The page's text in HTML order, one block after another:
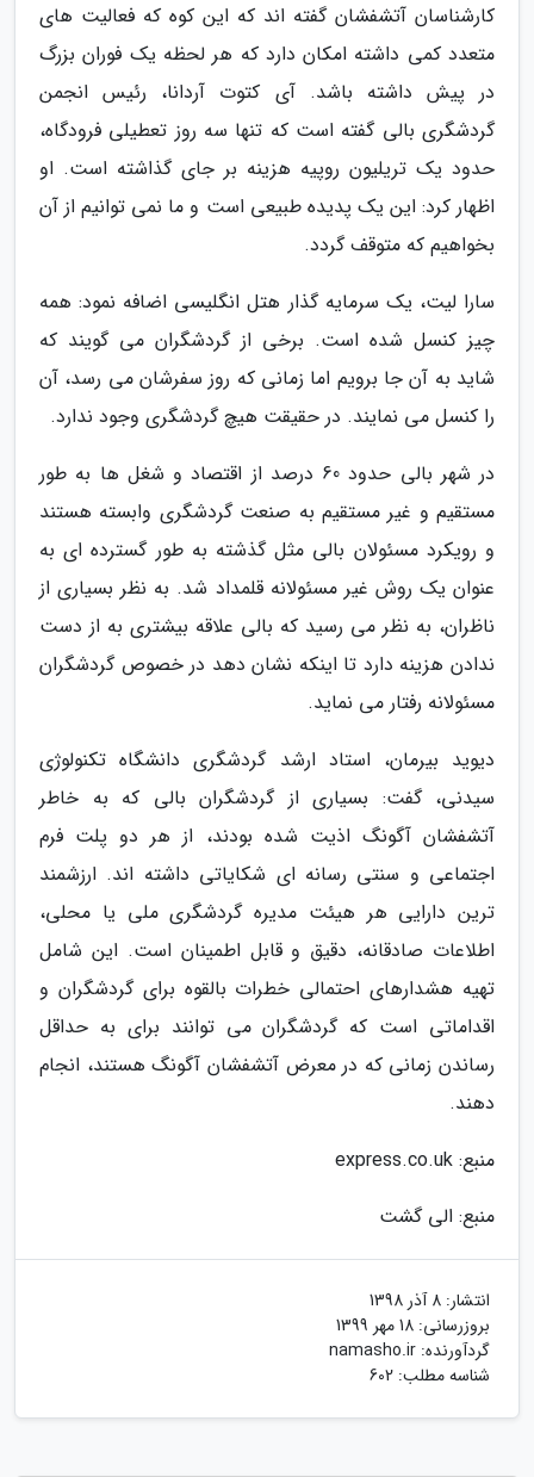
کارشناسان آتشفشان گفته اند که این کوه که فعالیت های
متعدد کمی داشته امکان دارد که هر لحظه یک فوران بزرگ
در پیش داشته باشد. آی کتوت آردانا، رئیس انجمن
گردشگری بالی گفته است که تنها سه روز تعطیلی فرودگاه،
حدود یک تریلیون روپیه هزینه بر جای گذاشته است. او
اظهار کرد: این یک پدیده طبیعی است و ما نمی توانیم از آن
بخواهیم که متوقف گردد.
سارا لیت، یک سرمایه گذار هتل انگلیسی اضافه نمود: همه
چیز کنسل شده است. برخی از گردشگران می گویند که
شاید به آن جا برویم اما زمانی که روز سفرشان می رسد، آن
را کنسل می نمایند. در حقیقت هیچ گردشگری وجود ندارد.
در شهر بالی حدود 60 درصد از اقتصاد و شغل ها به طور
مستقیم و غیر مستقیم به صنعت گردشگری وابسته هستند
و رویکرد مسئولان بالی مثل گذشته به طور گسترده ای به
عنوان یک روش غیر مسئولانه قلمداد شد. به نظر بسیاری از
ناظران، به نظر می رسید که بالی علاقه بیشتری به از دست
ندادن هزینه دارد تا اینکه نشان دهد در خصوص گردشگران
مسئولانه رفتار می نماید.
دیوید بیرمان، استاد ارشد گردشگری دانشگاه تکنولوژی
سیدنی، گفت: بسیاری از گردشگران بالی که به خاطر
آتشفشان آگونگ اذیت شده بودند، از هر دو پلت فرم
اجتماعی و سنتی رسانه ای شکایاتی داشته اند. ارزشمند
ترین دارایی هر هیئت مدیره گردشگری ملی یا محلی،
اطلاعات صادقانه، دقیق و قابل اطمینان است. این شامل
تهیه هشدارهای احتمالی خطرات بالقوه برای گردشگران و
اقداماتی است که گردشگران می توانند برای به حداقل
رساندن زمانی که در معرض آتشفشان آگونگ هستند، انجام
دهند.
منبع: express.co.uk
منبع: الی گشت
انتشار: 8 آذر 1398
بروزرسانی: 18 مهر 1399
گردآورنده: namasho.ir
شناسه مطلب: 602